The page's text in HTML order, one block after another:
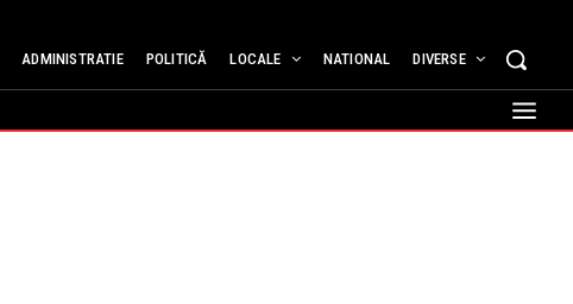
ADMINISTRATIE POLITICĂ LOCALE NATIONAL DIVERSE